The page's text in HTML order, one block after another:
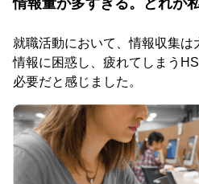
情報量が多すぎる。どれが
就職活動において、情報収集は
情報に困惑し、疲れてしまう
必要だと感じました。